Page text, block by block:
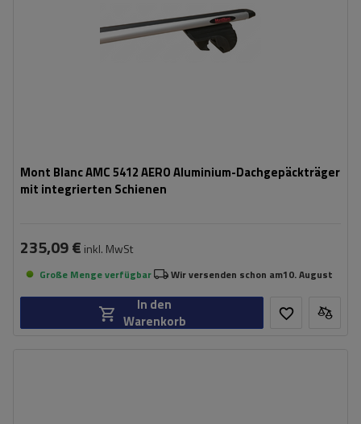
Mont Blanc AMC 5412 AERO Aluminium-Dachgepäckträger
mit integrierten Schienen
235,09 € inkl. MwSt
Große Menge verfügbar Wir versenden schon am10. August
In den
Warenkorb